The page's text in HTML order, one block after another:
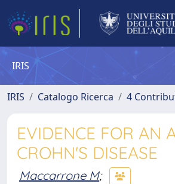
IRIS
IRIS Catalogo Ricerca 4
EVIDENCE FOR AN
CROHN'S DISEASE
Maccarrone M;